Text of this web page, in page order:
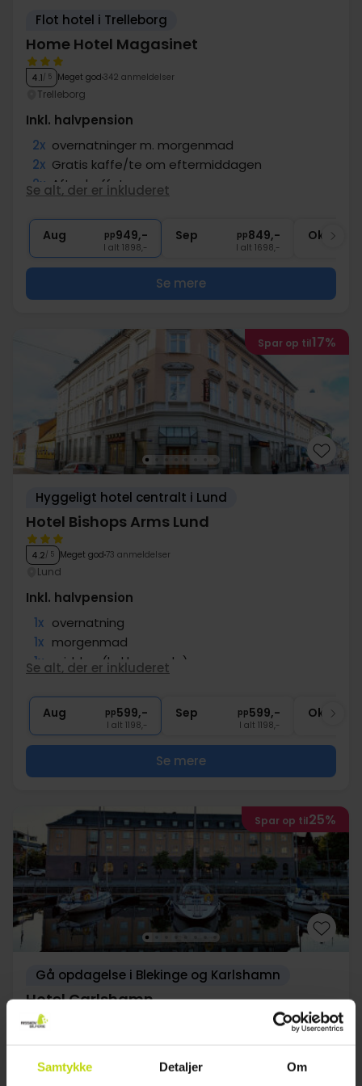
Samtykke Detaljer Om
Flot hotel i Trelleborg
Home Hotel Magasinet
4.1/ 5 Meget god 342 anmeldelser
Trelleborg
Inkl. halvpension
2x overnatninger m. morgenmad
2x Gratis kaffe/te om eftermiddagen
2x Aftenbuffet
∞ Gratis internet
Se alt, der er inkluderet
Aug pp949,-
I alt 1898,-
Sep pp849,-
I alt 1698,-
Okt
Se mere
Spar op til17%
Hyggeligt hotel centralt i Lund
Hotel Bishops Arms Lund
4.2/ 5 Meget god 73 anmeldelser
Lund
Inkl. halvpension
1x overnatning
1x morgenmad
1x middag (kokkens valg)
∞ Central beliggenhed
Se alt, der er inkluderet
Aug pp599,-
I alt 1198,-
Sep pp599,-
I alt 1198,-
Okt
Se mere
Spar op til25%
Gå opdagelse i Blekinge og Karlshamn
Hotel Carlshamn
Karlshamn
Inkl. 2-retters menu